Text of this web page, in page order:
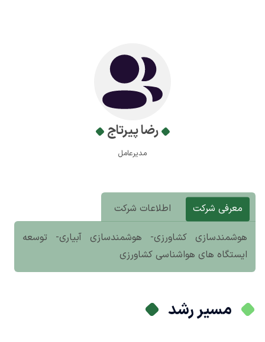
رضا پیرتاج
مدیرعامل
معرفی شرکت اطلاعات شرکت
هوشمندسازی کشاورزی- هوشمندسازی آبیاری- توسعه
ایستگاه های هواشناسی کشاورزی
مسیر رشد